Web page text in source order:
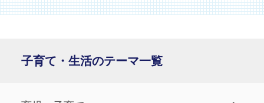
子育て・生活のテーマ一覧